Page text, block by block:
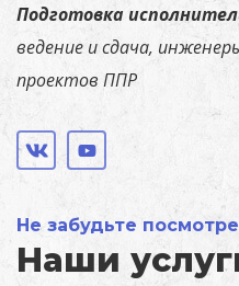
Подготовка
ведение и сдача,
проектов ППР
Не забудьте
Наши